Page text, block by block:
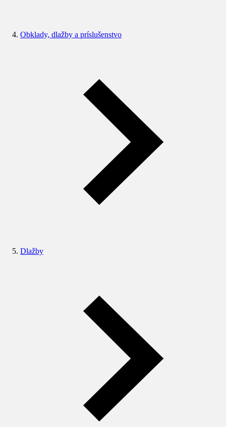
Obklady, dlažby a príslušenstvo
Dlažby